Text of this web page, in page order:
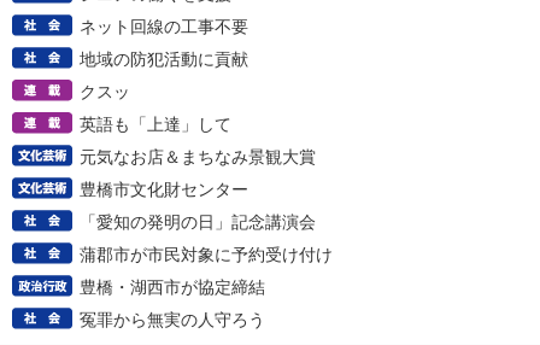
ネット回線の工事不要
地域の防犯活動に貢献
クスッ
英語も「上達」して
元気なお店＆まちなみ景観大賞
豊橋市文化財センター
「愛知の発明の日」記念講演会
蒲郡市が市民対象に予約受け付け
豊橋・湖西市が協定締結
冤罪から無実の人守ろう